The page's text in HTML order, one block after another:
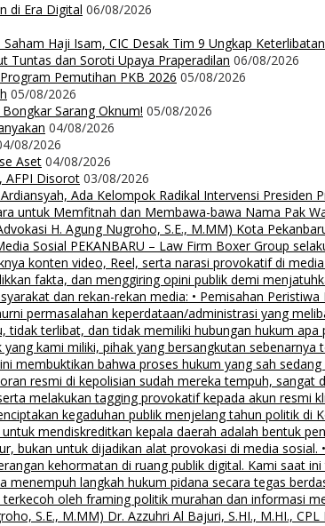
di Era Digital 06/08/2026
Haji Isam, CIC Desak Tim 9 Ungkap
Tuntas dan Soroti Upaya Praperadilan 06/08/2026
Pemutihan PKB 2026 05/08/2026
05/08/2026
Sarang Oknum! 05/08/2026
04/08/2026
08/2026
Aset 04/08/2026
AFPI Disorot 03/08/2026
Ada Kelompok Radikal Intervensi Presiden
untuk Memfitnah dan Membawa-bawa Nama Pak
H. Agung Nugroho, S.E., M.MM) Kota
Sosial PEKANBARU – Law Firm Boxer Group
konten video, Reel, serta narasi provokatif di
fakta, dan menggiring opini publik demi
dan rekan-rekan media: • Pemisahan
permasalahan keperdataan/administrasi yang
terlibat, dan tidak memiliki hubungan hukum
kami miliki, pihak yang bersangkutan
membuktikan bahwa proses hukum yang sah
resmi di kepolisian sudah mereka tempuh,
melakukan tagging provokatif kepada akun resmi
kegaduhan publik menjelang tahun politik di
mendiskreditkan kepala daerah adalah bentuk
bukan untuk dijadikan alat provokasi di media
kehormatan di ruang publik digital. Kami saat
langkah hukum pidana secara tegas
oleh framing politik murahan dan informasi
S.E., M.MM) Dr. Azzuhri Al Bajuri, S.HI., M.HI.,